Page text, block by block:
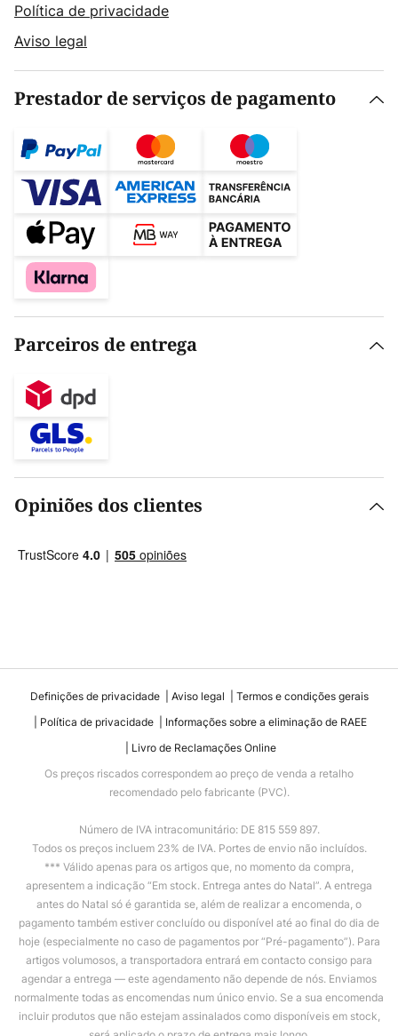
Política de privacidade
Aviso legal
Prestador de serviços de pagamento
Parceiros de entrega
Opiniões dos clientes
Definições de privacidade Aviso legal
Termos e condições gerais
Política de privacidade
Informações sobre a eliminação de RAEE
Livro de Reclamações Online
Os preços riscados correspondem ao preço de venda a retalho
recomendado pelo fabricante (PVC).
Número de IVA intracomunitário: DE 815 559 897.
Todos os preços incluem 23% de IVA. Portes de envio não incluídos.
*** Válido apenas para os artigos que, no momento da compra,
apresentem a indicação “Em stock. Entrega antes do Natal”. A entrega
antes do Natal só é garantida se, além de realizar a encomenda, o
pagamento também estiver concluído ou disponível até ao final do dia de
hoje (especialmente no caso de pagamentos por “Pré-pagamento”). Para
artigos volumosos, a transportadora entrará em contacto consigo para
agendar a entrega — este agendamento não depende de nós. Enviamos
normalmente todas as encomendas num único envio. Se a sua encomenda
incluir produtos que não estejam assinalados como disponíveis em stock,